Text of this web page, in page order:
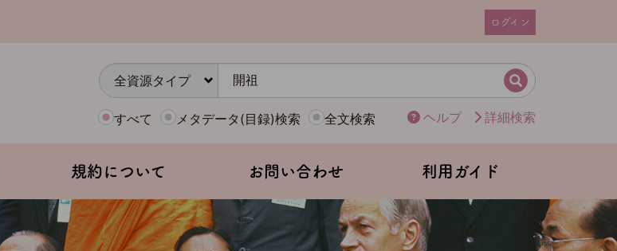
ユ
ー
ー
ア
ウ
ログイン
検索
すべて メタデータ(目録)検索 全文検索 ヘルプ 詳細検索
規約について お問い合わせ 利用ガイド